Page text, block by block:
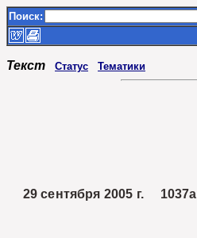
Поиск:
Текст Статус Тематики
29 сентября 2005 г. 1037а